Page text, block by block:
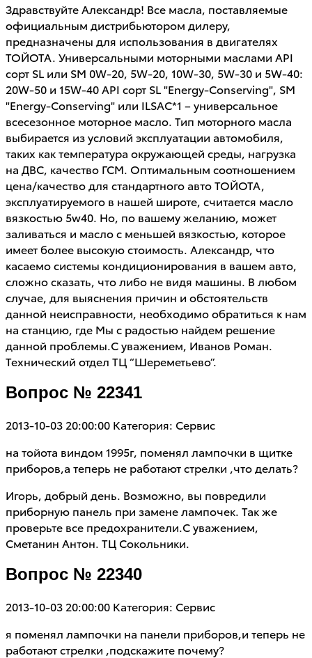
Здравствуйте Александр! Все масла, поставляемые
официальным дистрибьютором дилеру,
предназначены для использования в двигателях
ТОЙОТА. Универсальными моторными маслами API
сорт SL или SM 0W-20, 5W-20, 10W-30, 5W-30 и 5W-40:
20W-50 и 15W-40 API сорт SL "Energy-Conserving", SM
"Energy-Conserving" или ILSAC*1 – универсальное
всесезонное моторное масло. Тип моторного масла
выбирается из условий эксплуатации автомобиля,
таких как температура окружающей среды, нагрузка
на ДВС, качество ГСМ. Оптимальным соотношением
цена/качество для стандартного авто ТОЙОТА,
эксплуатируемого в нашей широте, считается масло
вязкостью 5w40. Но, по вашему желанию, может
заливаться и масло с меньшей вязкостью, которое
имеет более высокую стоимость. Александр, что
касаемо системы кондиционирования в вашем авто,
сложно сказать, что либо не видя машины. В любом
случае, для выяснения причин и обстоятельств
данной неисправности, необходимо обратиться к нам
на станцию, где Мы с радостью найдем решение
данной проблемы.С уважением, Иванов Роман.
Технический отдел ТЦ “Шереметьево”.
Вопрос № 22341
2013-10-03 20:00:00 Категория: Сервис
на тойота виндом 1995г, поменял лампочки в щитке
приборов,а теперь не работают стрелки ,что делать?
Игорь, добрый день. Возможно, вы повредили
приборную панель при замене лампочек. Так же
проверьте все предохранители.С уважением,
Сметанин Антон. ТЦ Сокольники.
Вопрос № 22340
2013-10-03 20:00:00 Категория: Сервис
я поменял лампочки на панели приборов,и теперь не
работают стрелки ,подскажите почему?